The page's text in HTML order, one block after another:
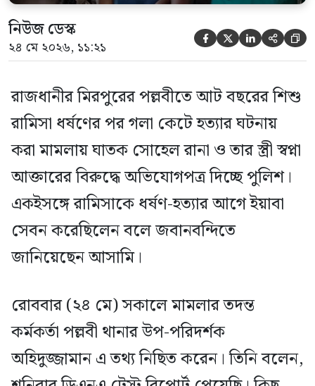
নিউজ ডেস্ক
২৪ মে ২০২৬, ১১:২১     
রাজধানীর মিরপুরের পল্লবীতে আট বছরের শিশু
রামিসা ধর্ষণের পর গলা কেটে হত্যার ঘটনায়
করা মামলায় ঘাতক সোহেল রানা ও তার স্ত্রী স্বপ্না
আক্তারের বিরুদ্ধে অভিযোগপত্র দিচ্ছে পুলিশ।
একইসঙ্গে রামিসাকে ধর্ষণ-হত্যার আগে ইয়াবা
সেবন করেছিলেন বলে জবানবন্দিতে
জানিয়েছেন আসামি।
রোববার (২৪ মে) সকালে মামলার তদন্ত
কর্মকর্তা পল্লবী থানার উপ-পরিদর্শক
অহিদুজ্জামান এ তথ্য নিছিত করেন। তিনি বলেন,